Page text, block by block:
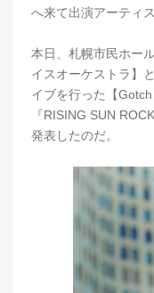
へ来て出演アーティ
本日、札幌市民ホー
イスオーケストラ】
イブを行った【
『RISING SUN
発表したのだ。